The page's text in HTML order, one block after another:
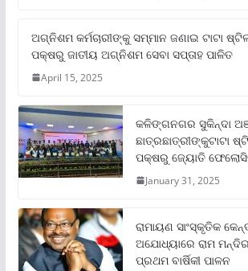
ଅଗ୍ନିଶମ କର୍ମଚାରୀଙ୍କୁ ସମ୍ମାନ ଜଣାଇ ଟାଟା
ପକ୍ଷରୁ ଜାତୀୟ ଅଗ୍ନିଶମ ସେବା ସପ୍ତାହ ପାଳିତ
April 15, 2025
କଳିଙ୍ଗନଗର ସୁକିନ୍ଦା
ଛାତ୍ରଛାତ୍ରୀଙ୍କୁଟାଟା
ପକ୍ଷରୁ ଜ୍ୟୋତି
January 31, 2025
ରାମାୟଣ ସାଂସ୍କୃତିକ
ଅଯୋଧ୍ୟାରେ ରାମ
ପ୍ରଥମ ବାର୍ଷିକୀ ପାଳନ